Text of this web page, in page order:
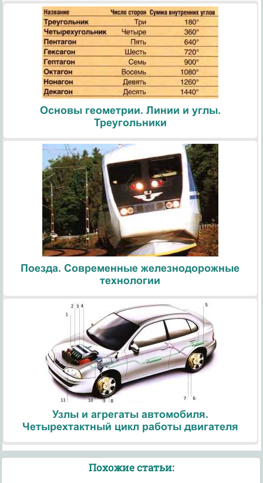
Основы геометрии. Линии и углы.
Треугольники
Поезда. Современные железнодорожные
технологии
Узлы и агрегаты автомобиля.
Четырехтактный цикл работы двигателя
Похожие статьи: